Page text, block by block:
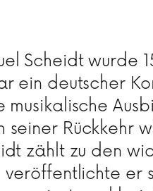
Scheidt wurde
ein deutscher
musikalische
seiner Rückkehr
zählt zu den
veröffentlichte er